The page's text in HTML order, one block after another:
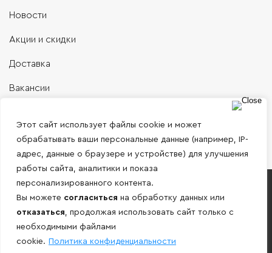
Этот сайт использует файлы cookie и может
обрабатывать ваши персональные данные (например, IP-
адрес, данные о браузере и устройстве) для улучшения
работы сайта, аналитики и показа
персонализированного контента.
Вы можете согласиться на обработку данных или
отказаться, продолжая использовать сайт только с
необходимыми файлами
cookie. Политика конфиденциальности
Новости
Акции и скидки
Доставка
Вакансии
Работаем только с юридическими лицами и
ИП по безналичному расчету!
Внимание! Информация, представленная на сайте носит